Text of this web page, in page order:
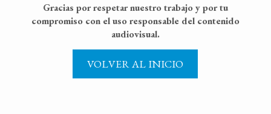
Gracias por respetar nuestro trabajo y por tu
compromiso con el uso responsable del contenido
audiovisual.
VOLVER AL INICIO